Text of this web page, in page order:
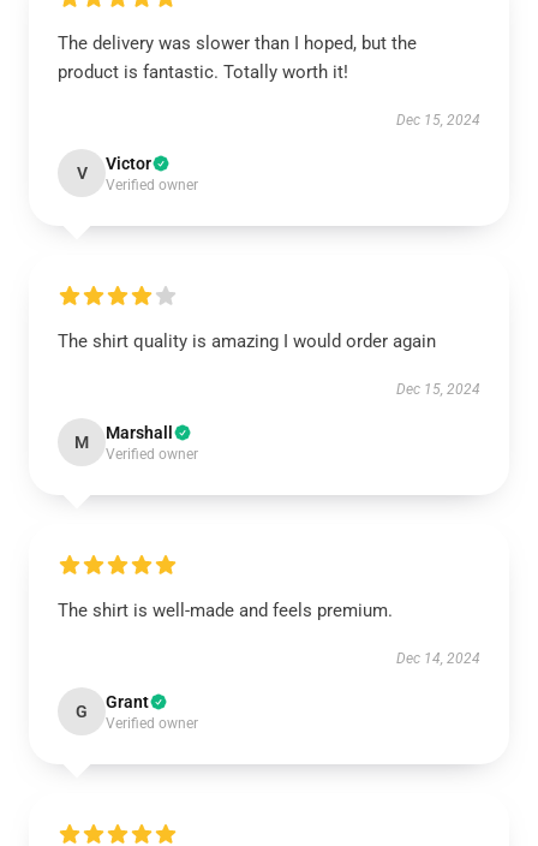
The delivery was slower than I hoped, but the
product is fantastic. Totally worth it!
Dec 15, 2024
V Victor
Verified owner
The shirt quality is amazing I would order again
Dec 15, 2024
M Marshall
Verified owner
The shirt is well-made and feels premium.
Dec 14, 2024
G Grant
Verified owner